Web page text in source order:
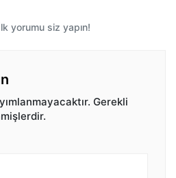
yorumu siz yapın!
Gerekli